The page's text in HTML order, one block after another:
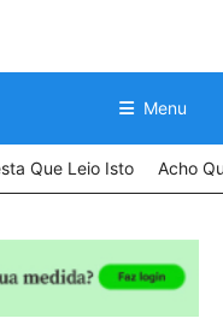
Menu
Que Leio Isto Acho